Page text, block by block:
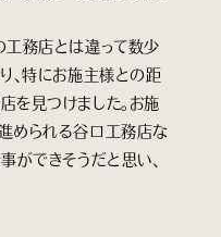
工務店とは違って数少
、特にお施主様との距
を見つけました。お施
められる谷口工務店な
ができそうだと思い、